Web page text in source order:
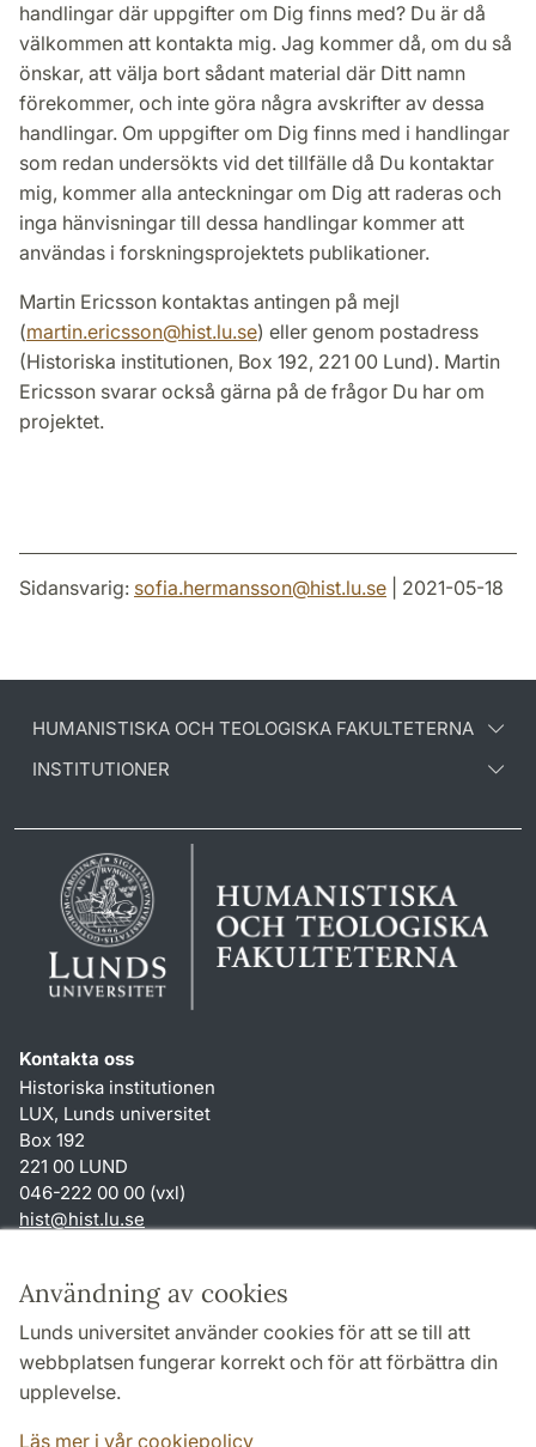
Användning av cookies
Lunds universitet använder cookies för att se till att
webbplatsen fungerar korrekt och för att förbättra din
upplevelse.
Läs mer i vår cookiepolicy
handlingar där uppgifter om Dig finns med? Du är då
välkommen att kontakta mig. Jag kommer då, om du så
önskar, att välja bort sådant material där Ditt namn
förekommer, och inte göra några avskrifter av dessa
handlingar. Om uppgifter om Dig finns med i handlingar
som redan undersökts vid det tillfälle då Du kontaktar
mig, kommer alla anteckningar om Dig att raderas och
inga hänvisningar till dessa handlingar kommer att
användas i forskningsprojektets publikationer.
Martin Ericsson kontaktas antingen på mejl
(martin.ericsson@hist.lu.se) eller genom postadress
(Historiska institutionen, Box 192, 221 00 Lund). Martin
Ericsson svarar också gärna på de frågor Du har om
projektet.
Sidansvarig: sofia.hermansson@hist.lu.se | 2021-05-18
HUMANISTISKA OCH TEOLOGISKA FAKULTETERNA
INSTITUTIONER
Kontakta oss
Historiska institutionen
LUX, Lunds universitet
Box 192
221 00 LUND
046-222 00 00 (vxl)
hist@hist.lu.se
Genvägar
Om webbplatsen och cookies
Behandling av personuppgifter
Tillgänglighetsredogörelse